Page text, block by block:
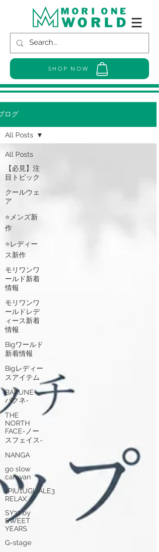
SHOP NOW
ログ
All Posts
【必見】注
目トピック
クールウェ
ア
⭐メンズ新
作
⭐レディー
ス新作
モリワンワ
ールド新着
情報
モリワンワ
ールドレデ
ィース新着
情報
Bigワールド
新着情報
Bigレディー
スアイテム
BAKUNE-
バクネ-
THE
NORTH
FACE-ノー
スフェイス-
NANGA
go slow
caravan
1PIU1UGUALE3
RELAX
SY32 by
SWEET
YEARS
G-stage
All Posts